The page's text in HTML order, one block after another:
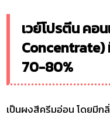
เวย์โปรตีน คอ
Concentrate)
70-80%
เป็นผงสีครีมอ่อน โดยมีก